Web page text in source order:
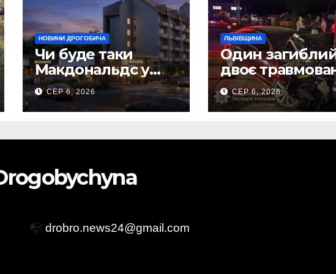
НОВИНИ ДРОГОБИЧА
Чи буде таки
Макдональдс у
Дрогобичі? (Фото)
СЕР 6, 2026
ЛЬВІВЩИНА
Один
двоє
внаслідок ДТП
Самбірщині
СЕР 6, 2026
📭 drobro.news24@gmail.com